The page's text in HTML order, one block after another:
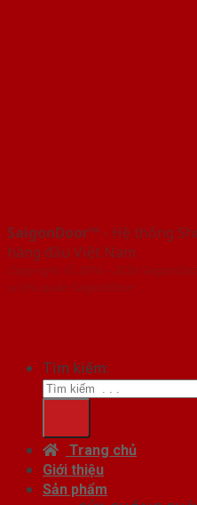
SaigonDoor™ - Hệ thống
hàng đầu Việt Nam
Copyright ⓒ 2016 – 2026
vị chủ quản SaigonDoor
Tìm kiếm:
Trang chủ
Giới thiệu
Sản phẩm